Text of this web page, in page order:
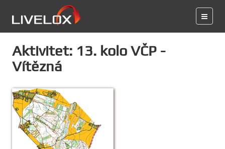
Aktivitet: 13. kolo VČP -
Vítězná